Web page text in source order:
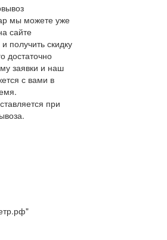
мы можете уже
сайте
получить скидку
достаточно
заявки и наш
с вами в
при